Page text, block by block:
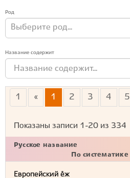
Род
Выберите род...
Название содержит
1 « 1 2 3 4 5
Показаны записи 1-20 из 334
Русское название
По систематике
Европейский ёж